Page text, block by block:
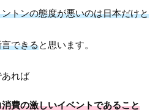
ントンの態度が悪いのは日本だけと
できると思います。
れば
費の激しいイベントであること